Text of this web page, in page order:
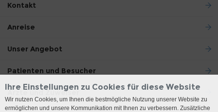
Kontakt
Anreise
Unser Angebot
Patienten und Besucher
Ärzte und Zuweiser
Ihre Einstellungen zu Cookies für diese Website
Wir nutzen Cookies, um Ihnen die bestmögliche Nutzung unserer Website zu
ermöglichen und unsere Kommunikation mit Ihnen zu verbessern. Zusätzliche